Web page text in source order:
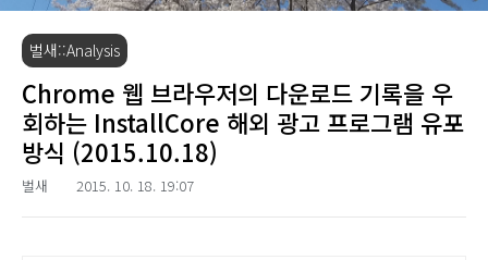
벌새::Analysis
Chrome 웹 브라우저의 다운로드 기록을 우
회하는 InstallCore 해외 광고 프로그램 유포
방식 (2015.10.18)
벌새 2015. 10. 18. 19:07